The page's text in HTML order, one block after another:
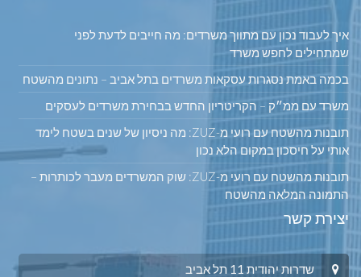
איך לעבוד נכון עם מתווך משרדים: מה חייבים לדעת לפני
שמתחילים לחפש משרד
בכמה באמת נסגרות עסקאות משרדים בתל אביב – נתונים מהשטח
משרד עם ממ״ק – הקריטריון החדש בבחירת משרדים לעסקים
תובנות מהשטח עם רועי מ-ZUZ: מה ניסיון של שנים בשטח לימד
אותי על חיסכון במקום הלא נכון
תובנות מהשטח עם רועי מ-ZUZ: שוק המשרדים מעבר לכותרות –
התמונה המלאה מהשטח
יצירת קשר
שדרות יהודית 11 תל אביב